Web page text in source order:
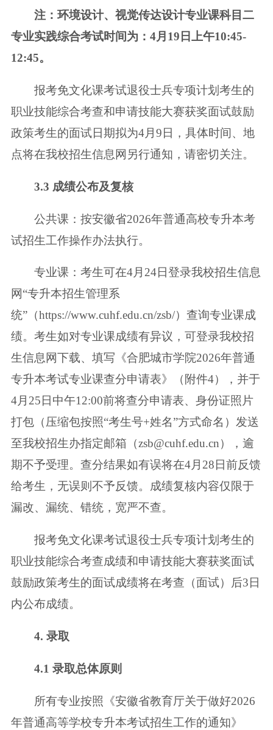
注：环境设计、视觉传达设计专业课科目二
专业实践综合考试时间为：4月 19日上午10:45-
12:45。
报考免文化课考试退役士兵专项计划考生的
职业技能综合考查和申请技能大赛获奖面试鼓励
政策考生的面试日期拟为4月9日，具体时间、地
点将在我校招生信息网另行通知，请密切关注。
3.3 成绩公布及复核
公共课：按安徽省2026年普通高校专升本考
试招生工作操作办法执行。
专业课：考生可在4月24日登录我校招生信息
网“专升本招生管理系
统”（https://www.cuhf.edu.cn/zsb/）查询专业课成
绩。考生如对专业课成绩有异议， 可登录我校招
生信息网下载、填写《合肥城市学院2026年普通
专升本考试专业课查分申请表》（附件4），并于
4月25日中午12:00前将查分申请表、身份证照 片
打包（压缩包按照“考生号+姓名”方式命名）发送
至我校招生办指定邮箱 （zsb@cuhf.edu.cn），逾
期不予受理。查分结果如有误将在4月28日前反馈
给考生，无误则不予反馈。成绩复核内容仅限于
漏改、漏统、错统，宽严不查。
报考免文化课考试退役士兵专项计划考生的
职业技能综合考查成绩和申请技能大赛获奖面试
鼓励政策考生的面试成绩将在考查（面试）后3日
内公布成绩。
4. 录取
4.1 录取总体原则
所有专业按照《安徽省教育厅关于做好2026
年普通高等学校专升本考试招生工作的通知》